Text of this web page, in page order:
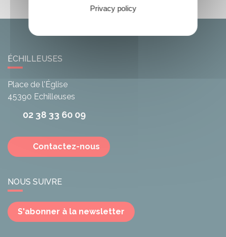
ÉCHILLEUSES
Place de l'Église
45390 Echilleuses
02 38 33 60 09
Contactez-nous
NOUS SUIVRE
S'abonner à la newsletter
Privacy policy